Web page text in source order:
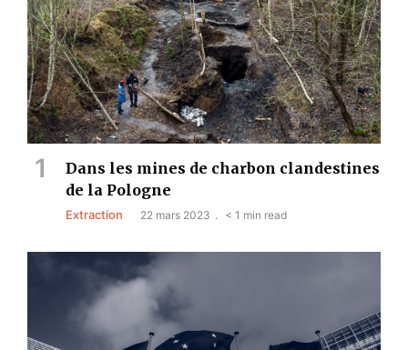
Dans les mines de charbon clandestines
de la Pologne
Extraction 22 mars 2023 < 1 min read